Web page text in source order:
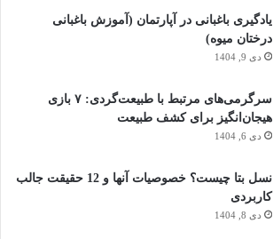
یادگیری باغبانی در آپارتمان (آموزش باغبانی
درختان میوه)
دی 9, 1404
سرگرمی‌های مرتبط با طبیعت‌گردی: ۷ بازی
هیجان‌انگیز برای کشف طبیعت
دی 6, 1404
نسل بتا چیست؟ خصوصیات آنها و 12 حقیقت جالب
کاربردی
دی 8, 1404